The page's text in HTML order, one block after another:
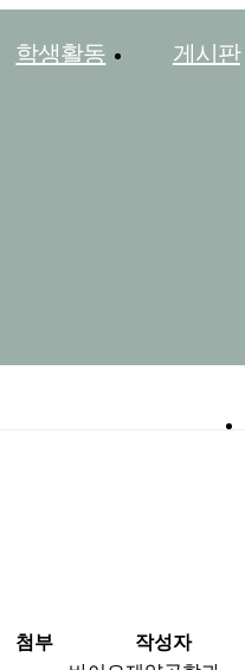
학생활동 게시판
첨부 작성자